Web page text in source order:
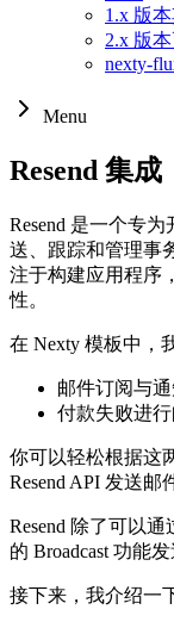
1.x 版
2.x 版
nexty-
Menu
Resend 集成
Resend 是一个专
送、跟踪和管理事
注于构建应用程序
性。
在 Nexty 模板中，
邮件订阅与
付款失败进
你可以轻松根据这
Resend API 发送邮
Resend 除了可以
的 Broadcast 功能
接下来，我介绍一